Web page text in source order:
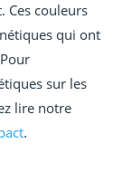
Ces couleurs
qui ont
sur les
lire notre
.